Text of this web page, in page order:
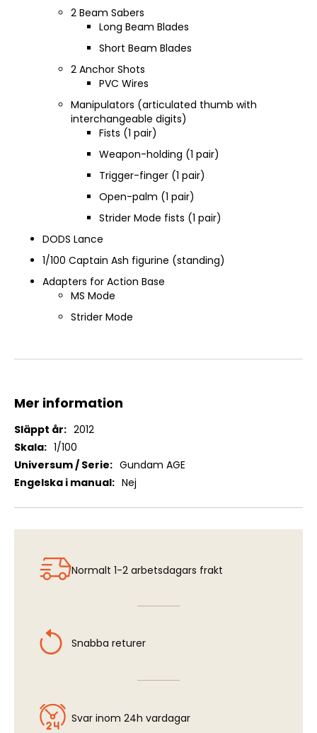
2 Beam Sabers
Long Beam Blades
Short Beam Blades
2 Anchor Shots
PVC Wires
Manipulators (articulated thumb with
interchangeable digits)
Fists (1 pair)
Weapon-holding (1 pair)
Trigger-finger (1 pair)
Open-palm (1 pair)
Strider Mode fists (1 pair)
DODS Lance
1/100 Captain Ash figurine (standing)
Adapters for Action Base
MS Mode
Strider Mode
Mer information
Mer
information
2012
1/100
Gundam AGE
Nej
Normalt 1-2 arbetsdagars frakt
Snabba returer
Svar inom 24h vardagar